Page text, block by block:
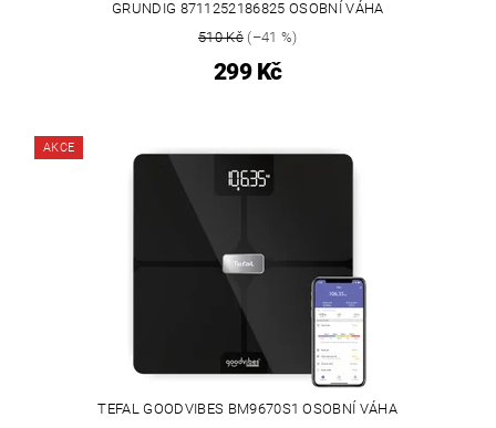
GRUNDIG ‎‎8711252186825 OSOBNÍ VÁHA
510 Kč(–41 %)
299 Kč
AKCE
TEFAL GOODVIBES BM9670S1 OSOBNÍ VÁHA